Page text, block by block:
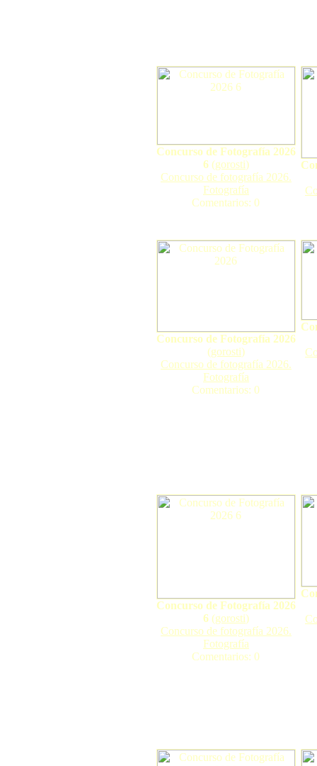
Concurso de Fotografía 2026
6 (gorosti)
Concurso de fotografía 2026.
Fotografía
Comentarios: 0
Concurso de Fotografía 2026
(gorosti)
Concurso de fotografía 2026.
Fotografía
Comentarios: 0
Concurso de Fotografía 2026
6 (gorosti)
Concurso de fotografía 2026.
Fotografía
Comentarios: 0